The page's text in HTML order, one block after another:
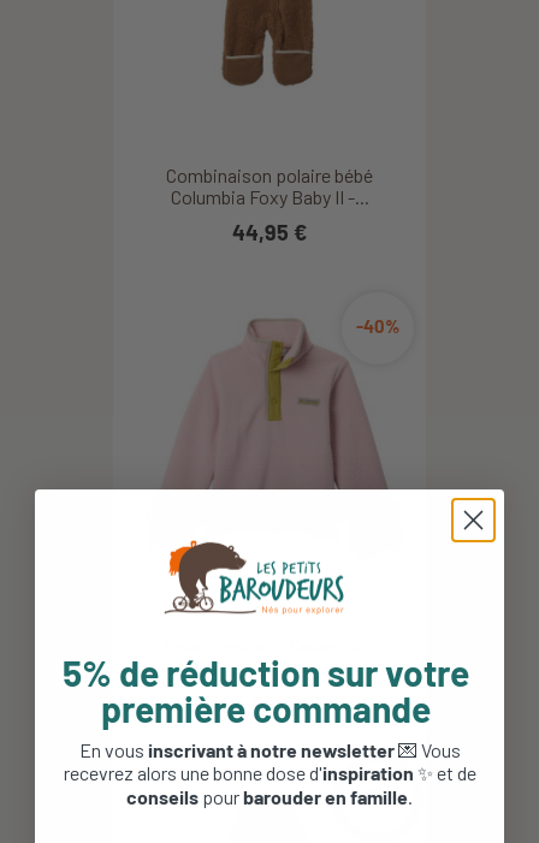
Combinaison polaire bébé
Columbia Foxy Baby II -...
44,95 €
Helvetia - Pink Agate,...
-40%
39,95 € 23,97 €
-50%
5% de réduction sur votre
première commande
En vous inscrivant à notre newsletter💌 Vous
recevrez alors une bonne dose d'inspiration ✨ et de
conseils pourbarouder en famille.